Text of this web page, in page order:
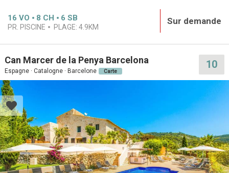
16 VO 8 CH 6 SB
PR. PISCINE PLAGE: 4.9KM
Sur demande
Can Marcer de la Penya Barcelona
Espagne · Catalogne · Barcelone Carte
10